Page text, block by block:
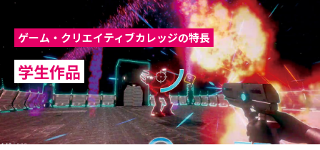
ゲーム・クリエイティブカレッジの特長
学生作品